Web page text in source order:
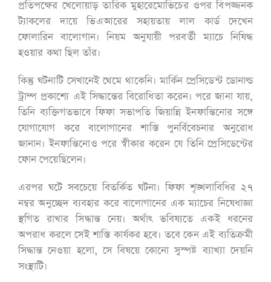
প্রতিপক্ষের খেলোয়াড় তারিক মুহারেমোভিচের ওপর বিপজ্জনক
ট্যাকলের দায়ে ভিএআরের সহায়তায় লাল কার্ড দেখেন
ফোলারিন বালোগান। নিয়ম অনুযায়ী পরবর্তী ম্যাচে নিষিদ্ধ
হওয়ার কথা ছিল তাঁর।
কিন্তু ঘটনাটি সেখানেই থেমে থাকেনি। মার্কিন প্রেসিডেন্ট ডোনাল্ড
ট্রাম্প প্রকাশ্যে এই সিদ্ধান্তের বিরোধিতা করেন। পরে জানা যায়,
তিনি ব্যক্তিগতভাবে ফিফা সভাপতি জিয়ান্নি ইনফান্তিনোর সঙ্গে
যোগাযোগ করে বালোগানের শাস্তি পুনর্বিবেচনার অনুরোধ
জানান। ইনফান্তিনোও পরে স্বীকার করেন যে তিনি প্রেসিডেন্টের
ফোন পেয়েছিলেন।
এরপর ঘটে সবচেয়ে বিতর্কিত ঘটনা। ফিফা শৃঙ্খলাবিধির ২৭
নম্বর অনুচ্ছেদ ব্যবহার করে বালোগানের এক ম্যাচের নিষেধাজ্ঞা
স্থগিত রাখার সিদ্ধান্ত নেয়। অর্থাৎ ভবিষ্যতে একই ধরনের
অপরাধ করলে সেই শাস্তি কার্যকর হবে। তবে কেন এই ব্যতিক্রমী
সিদ্ধান্ত নেওয়া হলো, সে বিষয়ে কোনো সুস্পষ্ট ব্যাখ্যা দেয়নি
সংস্থাটি।